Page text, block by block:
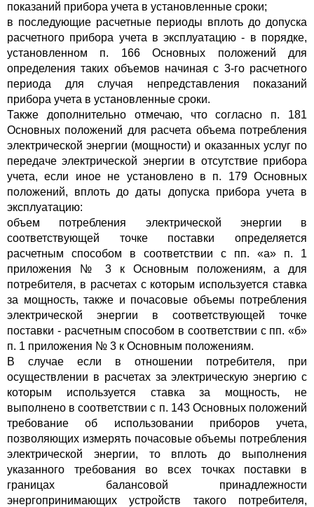
показаний прибора учета в установленные сроки;
в последующие расчетные периоды вплоть до допуска
расчетного прибора учета в эксплуатацию - в порядке,
установленном п. 166 Основных положений для
определения таких объемов начиная с 3-го расчетного
периода для случая непредставления показаний
прибора учета в установленные сроки.
Также дополнительно отмечаю, что согласно п. 181
Основных положений для расчета объема потребления
электрической энергии (мощности) и оказанных услуг по
передаче электрической энергии в отсутствие прибора
учета, если иное не установлено в п. 179 Основных
положений, вплоть до даты допуска прибора учета в
эксплуатацию:
объем потребления электрической энергии в
соответствующей точке поставки определяется
расчетным способом в соответствии с пп. «а» п. 1
приложения № 3 к Основным положениям, а для
потребителя, в расчетах с которым используется ставка
за мощность, также и почасовые объемы потребления
электрической энергии в соответствующей точке
поставки - расчетным способом в соответствии с пп. «б»
п. 1 приложения № 3 к Основным положениям.
В случае если в отношении потребителя, при
осуществлении в расчетах за электрическую энергию с
которым используется ставка за мощность, не
выполнено в соответствии с п. 143 Основных положений
требование об использовании приборов учета,
позволяющих измерять почасовые объемы потребления
электрической энергии, то вплоть до выполнения
указанного требования во всех точках поставки в
границах балансовой принадлежности
энергопринимающих устройств такого потребителя,